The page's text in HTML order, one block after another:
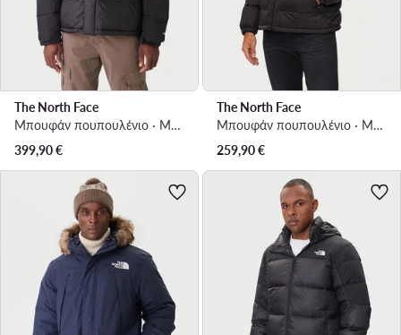
The North Face
Μπουφάν πουπουλένιο · Μαύρο
399,90€
The North Face
Μπουφάν πουπουλένιο · Μαύρο
259,90€